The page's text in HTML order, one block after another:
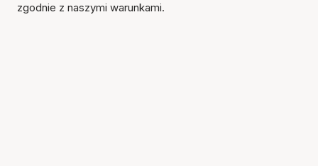
zgodnie z naszymi warunkami.